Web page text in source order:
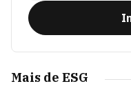
Mais de ESG